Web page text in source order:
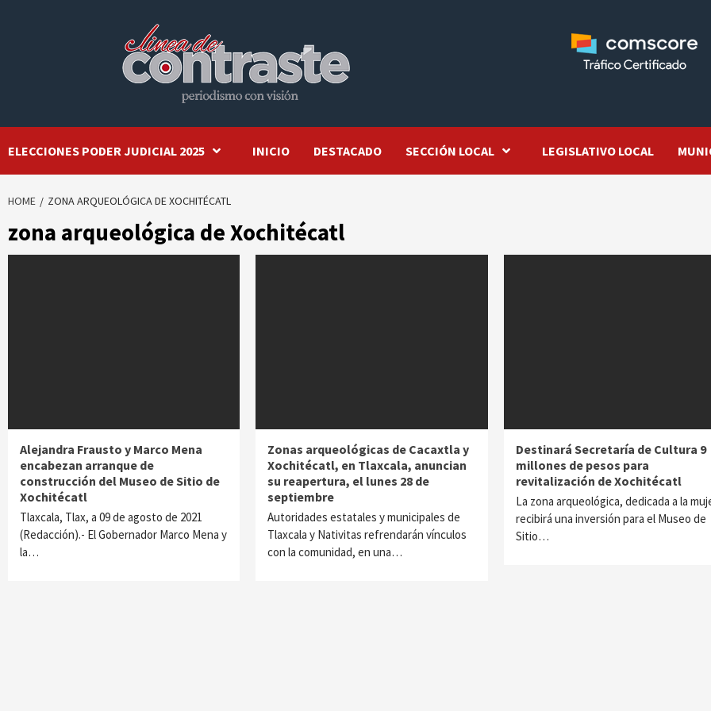
ELECCIONES PODER JUDICIAL 2025 INICIO DESTACADO SECCIÓN LOCAL LEGISLATIVO LOCAL
HOME ZONA ARQUEOLÓGICA DE XOCHITÉCATL
zona arqueológica de Xochitécatl
Alejandra Frausto y Marco Mena
encabezan arranque de
construcción del Museo de Sitio de
Xochitécatl
Tlaxcala, Tlax, a 09 de agosto de 2021
(Redacción).- El Gobernador Marco Mena y
la…
Zonas arqueológicas de Cacaxtla y
Xochitécatl, en Tlaxcala, anuncian
su reapertura, el lunes 28 de
septiembre
Autoridades estatales y municipales de
Tlaxcala y Nativitas refrendarán vínculos
con la comunidad, en una…
Destinará Secretaría de Cultura 9
millones de pesos para
revitalización de Xochitécatl
La zona arqueológica, dedicada a la
recibirá una inversión para el Museo de
Sitio…